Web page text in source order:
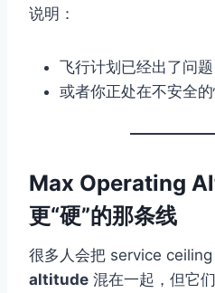
说明：
飞行计划已经出了问题
或者你正处在不安全
Max Operating
更“硬”的那条线
很多人会把 service ceiling
altitude 混在一起，但它